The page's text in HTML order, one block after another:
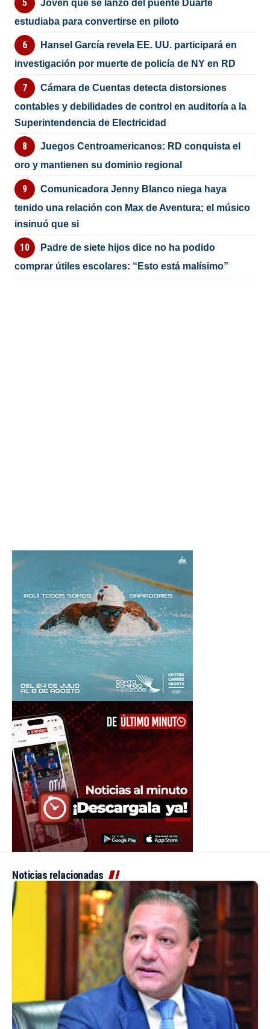
Joven que se lanzó del puente Duarte
estudiaba para convertirse en piloto
Hansel García revela EE. UU. participará en
investigación por muerte de policía de NY en RD
Cámara de Cuentas detecta distorsiones
contables y debilidades de control en auditoría a la
Superintendencia de Electricidad
Juegos Centroamericanos: RD conquista el
oro y mantienen su dominio regional
Comunicadora Jenny Blanco niega haya
tenido una relación con Max de Aventura; el músico
insinuó que si
Padre de siete hijos dice no ha podido
comprar útiles escolares: “Esto está malísimo”
Noticias relacionadas